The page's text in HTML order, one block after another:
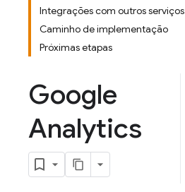
Integrações com outros serviços
Caminho de implementação
Próximas etapas
Google
Analytics